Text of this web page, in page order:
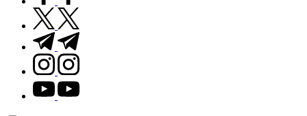
twitter.com
t.me
instagram.com
youtube.com